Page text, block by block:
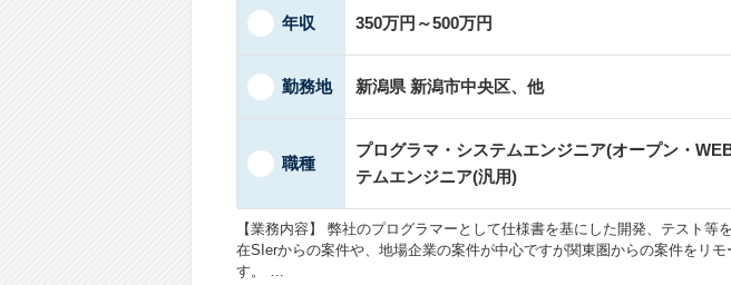
年収 350万円～500万円
勤務地 新潟県 新潟市中央区、他
職種
プログラマ・システムエンジニア(オープン・
テムエンジニア(汎用)
【業務内容】 弊社のプログラマーとして仕様書を基にした開発、テスト等
在SIerからの案件や、地場企業の案件が中心ですが関東圏からの案件をリモ
す。 …